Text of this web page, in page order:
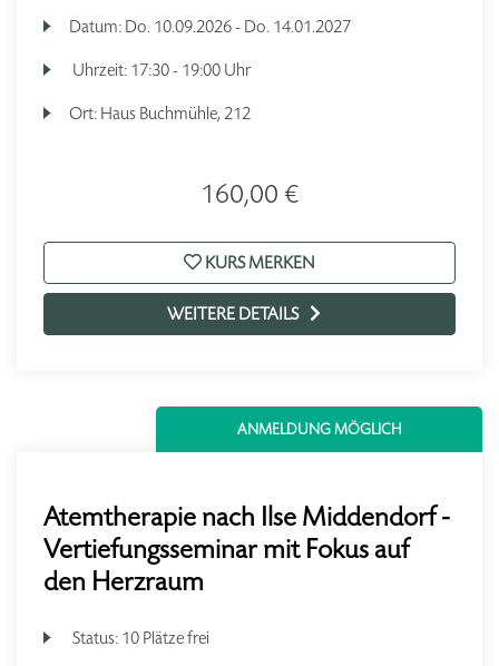
Datum: Do. 10.09.2026 - Do. 14.01.2027
Uhrzeit: 17:30 - 19:00 Uhr
Ort: Haus Buchmühle, 212
160,00 €
KURS MERKEN
WEITERE DETAILS
ANMELDUNG MÖGLICH
Atemtherapie nach Ilse Middendorf -
Vertiefungsseminar mit Fokus auf
den Herzraum
Status: 10 Plätze frei